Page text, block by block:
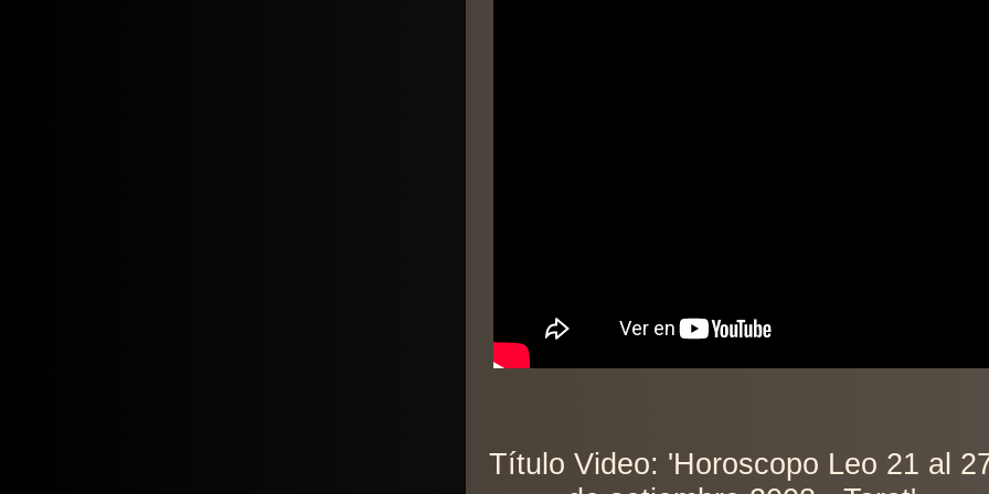
Título Video: 'Horoscopo Leo 21 al